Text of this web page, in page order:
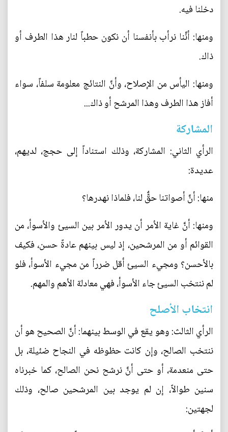
دخلنا فيه.
ومنها: أنَّنا نرأب بأنفسنا أن نكون حطباً لنار هذا الطرف أو
ذاك.
ومنها: اليأس من الإصلاح، وأنَّ النتائج معلومة سلفاً، سواء
أفاز هذا الطرف وهذا المرشح أو ذاك...
المشاركة
الرأي الثاني: المشاركة، وذلك استناداً إلى حجج، لديهم،
عديدة:
منها: أنَّ أصواتنا حقٌّ لنا، فلماذا نهدرها؟
ومنها: أنَّ غاية الأمر أن يدور الأمر بين السيئ والأسوأ، من
القوائم أو من المرشحين، إذ ليس بينهم عادةً حسن، فكيف
بالأحسن؟ ومجيء السيئ أقل ضرراً من مجيء الأسوأ، فلو
لم ننتخب السيئ جاء الأسوأ، فهي معادلة الأهم والمهم.
انتخاب الأصلح
الرأي الثالث: وهو يقع في الوسط بينهما: أنَّ الصحيح هو أن
ننتخب الصالح، وإن كانت حظوظه في النجاح ضئيلة، بل
حتى منعدمة، أو حتى أنَّ نرشح نحن الصالح، كما خبرناه
سنين طوالاً، إن لم يوجد بين المرشحين صالح، وذلك
لجهتين: